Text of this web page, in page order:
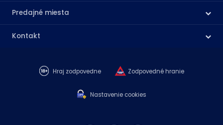
Predajné miesta
Kontakt
Hraj zodpovedne Zodpovedné hranie
Nastavenie cookies